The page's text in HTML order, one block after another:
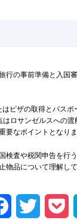
行の事前準備と入国
ビザの取得とパス
ロサンゼルスへの
要なポイントとなりま
検査や税関申告を行
物品について理解し
Face Twitt